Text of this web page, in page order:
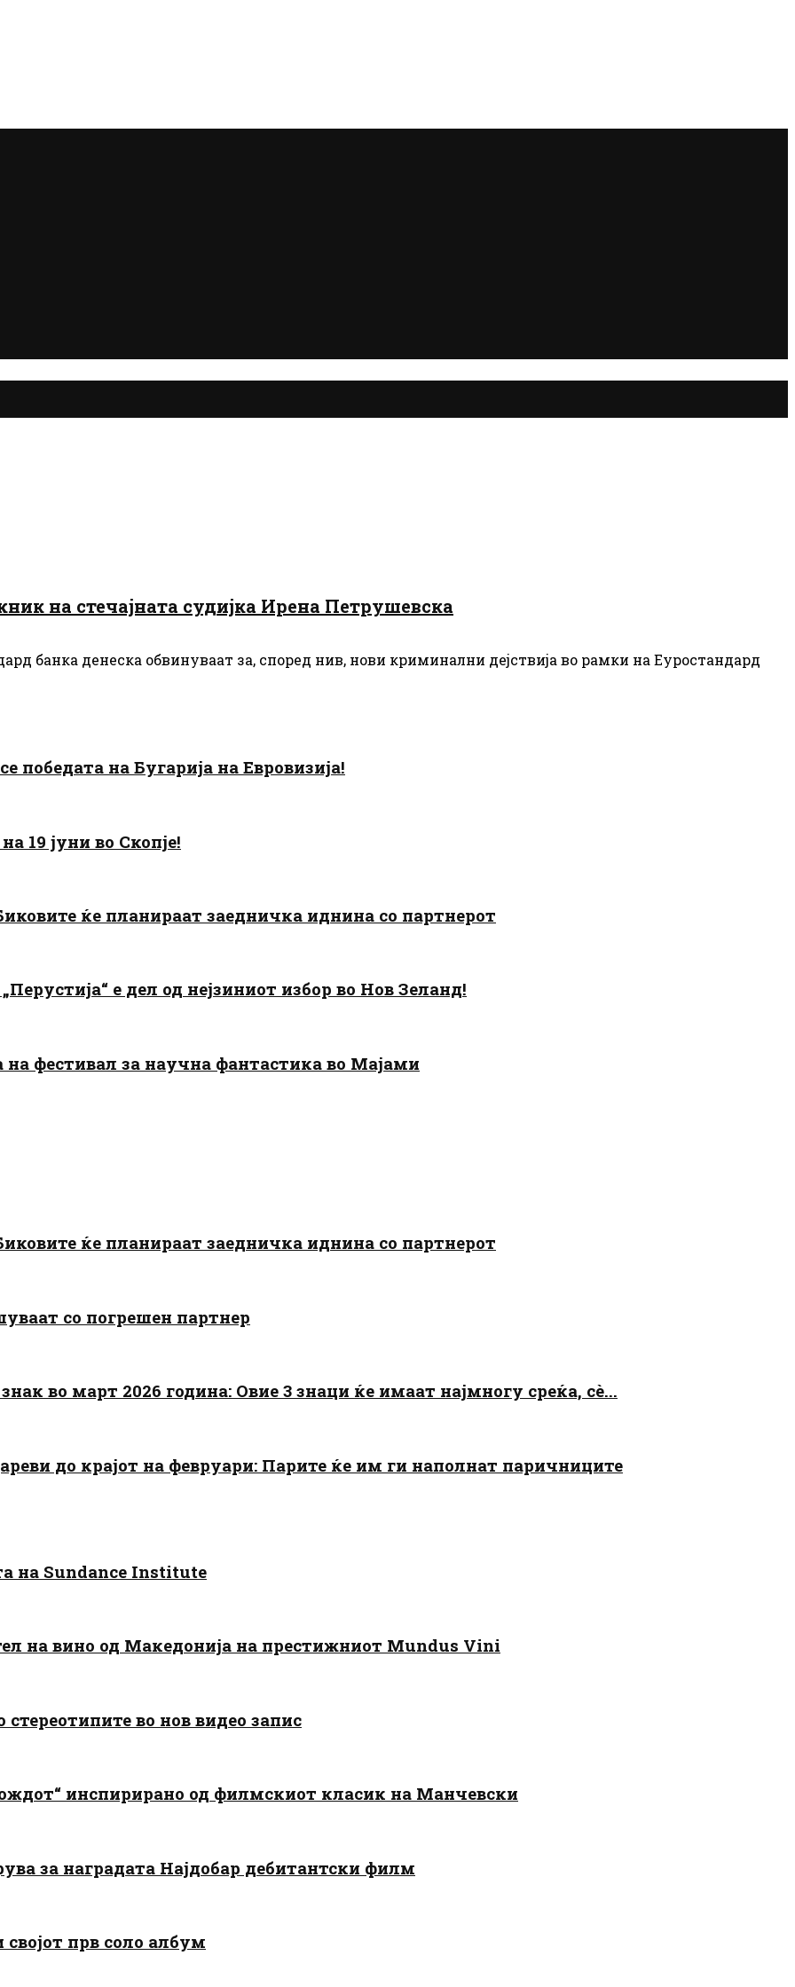
на стечајната судијка Ирена Петрушевска
банка денеска обвинуваат за, според нив, нови криминални дејствија во рамки на Еуростандард
победата на Бугарија на Евровизија!
19 јуни во Скопје!
ќе планираат заедничка иднина со партнерот
е дел од нејзиниот избор во Нов Зеланд!
на фестивал за научна фантастика во Мајами
ќе планираат заедничка иднина со партнерот
со погрешен партнер
во март 2026 година: Овие 3 знаци ќе имаат најмногу среќа, сè...
до крајот на февруари: Парите ќе им ги наполнат паричниците
на Sundance Institute
на вино од Македонија на престижниот Mundus Vini
во нов видео запис
инспирирано од филмскиот класик на Манчевски
за наградата Најдобар дебитантски филм
прв соло албум